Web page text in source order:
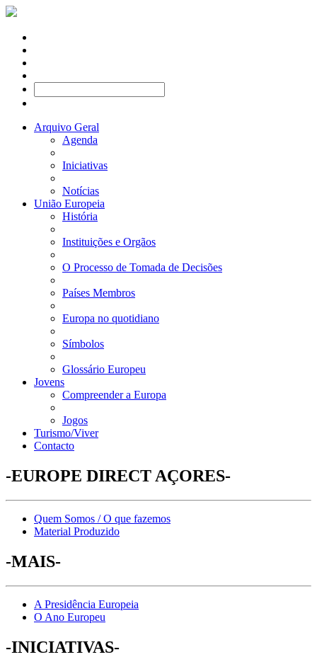
Arquivo Geral
Agenda
Iniciativas
Notícias
União Europeia
História
Instituições e Orgãos
O Processo de Tomada de Decisões
Países Membros
Europa no quotidiano
Símbolos
Glossário Europeu
Jovens
Compreender a Europa
Jogos
Turismo/Viver
Contacto
-EUROPE DIRECT AÇORES-
Quem Somos / O que fazemos
Material Produzido
-MAIS-
A Presidência Europeia
O Ano Europeu
-INICIATIVAS-